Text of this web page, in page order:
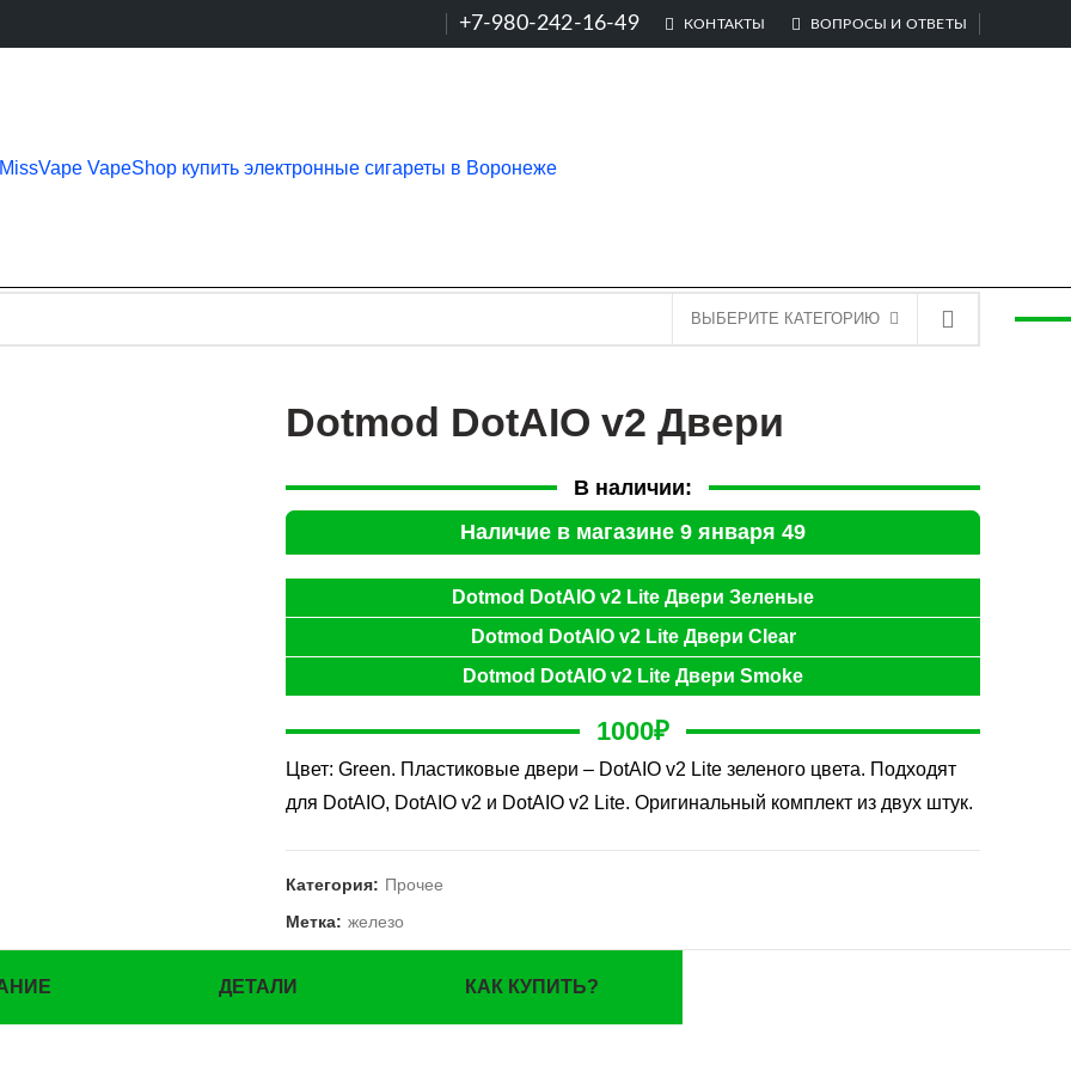
+7-980-242-16-49 КОНТАКТЫ ВОПРОСЫ И ОТВЕТЫ
ВЫБЕРИТЕ КАТЕГОРИЮ
Dotmod DotAIO v2 Двери
В наличии:
Наличие в магазине 9 января 49
Dotmod DotAIO v2 Lite Двери Зеленые
Dotmod DotAIO v2 Lite Двери Clear
Dotmod DotAIO v2 Lite Двери Smoke
1000₽
Цвет: Green. Пластиковые двери – DotAIO v2 Lite зеленого цвета. Подходят
для DotAIO, DotAIO v2 и DotAIO v2 Lite. Оригинальный комплект из двух штук.
Категория: Прочее
Метка: железо
ДЕТАЛИ КАК КУПИТЬ?